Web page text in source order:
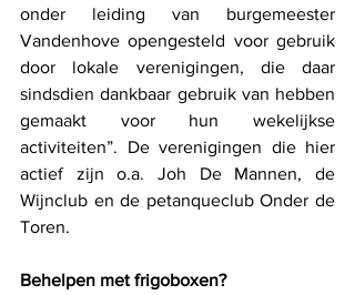
onder leiding van burgemeester
Vandenhove opengesteld voor gebruik
door lokale verenigingen, die daar
sindsdien dankbaar gebruik van hebben
gemaakt voor hun wekelijkse
activiteiten”. De verenigingen die hier
actief zijn o.a. Joh De Mannen, de
Wijnclub en de petanqueclub Onder de
Toren.
Behelpen met frigoboxen?